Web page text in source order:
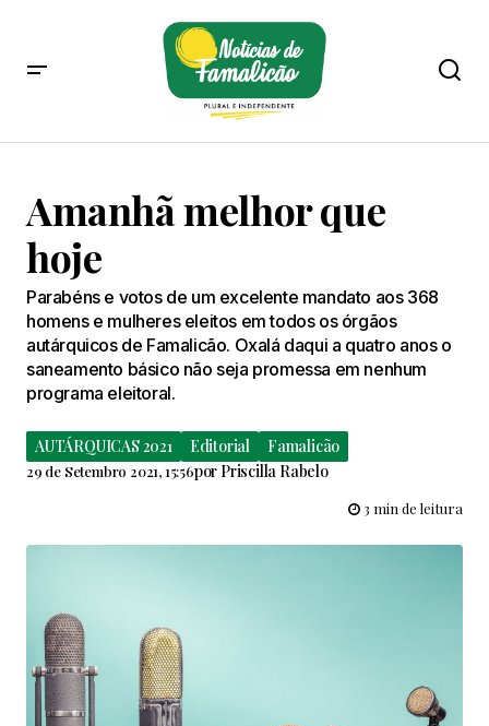
Amanhã melhor que
hoje
Parabéns e votos de um excelente mandato aos 368
homens e mulheres eleitos em todos os órgãos
autárquicos de Famalicão. Oxalá daqui a quatro anos o
saneamento básico não seja promessa em nenhum
programa eleitoral.
AUTÁRQUICAS 2021 Editorial Famalicão
29 de Setembro 2021, 15:56por Priscilla Rabelo
3 min de leitura